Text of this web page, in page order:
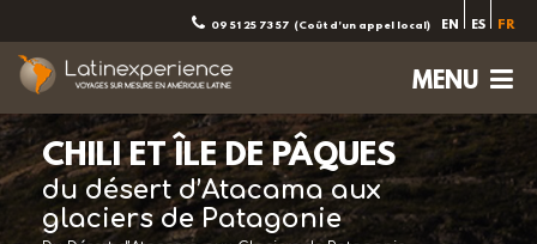
09 51 25 73 57 (Coût d'un appel local) EN ES FR
MENU
CHILI ET ÎLE DE PÂQUES
du désert d’Atacama aux
glaciers de Patagonie